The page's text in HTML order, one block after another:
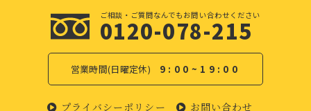
ご相談・ご質問なんでもお問い合わせください
0120-078-215
営業時間(日曜定休) 9:00~19:00
プライバシーポリシー お問い合わせ